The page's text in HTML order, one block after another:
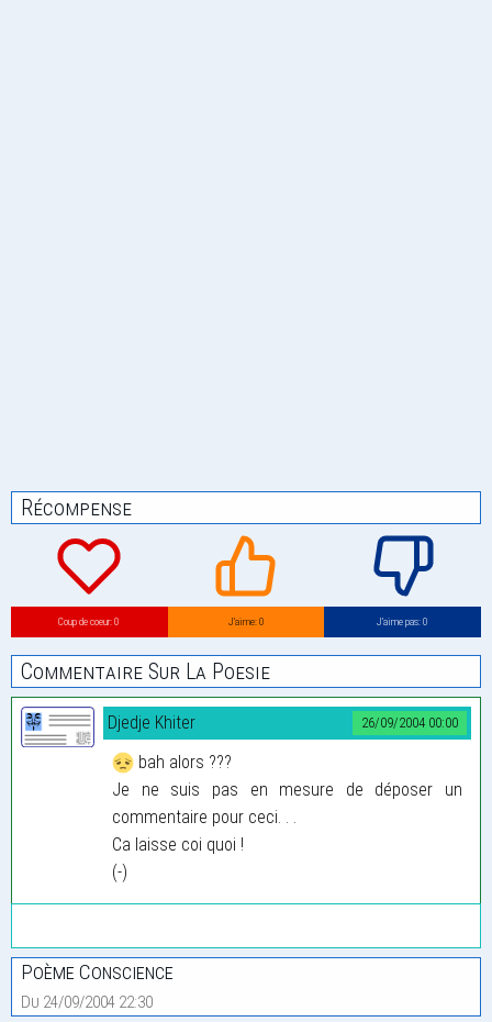
Récompense
Coup de coeur: 0 J’aime: 0 J’aime pas: 0
Commentaire Sur La Poesie
26/09/2004 00:00
Djedje Khiter
bah alors ???
Je ne suis pas en mesure de déposer un
commentaire pour ceci. . .
Ca laisse coi quoi !
(-)
Poème Conscience
Du 24/09/2004 22:30